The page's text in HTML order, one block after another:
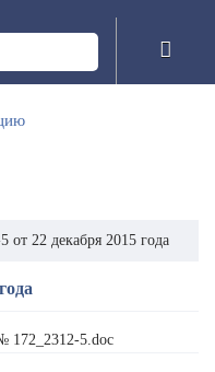
от 22 декабря 2015 года
172_2312-5.doc